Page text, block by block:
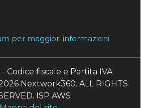
per maggiori informazioni
Codice fiscale e Partita IVA
Nextwork360. ALL RIGHTS
ISP AWS